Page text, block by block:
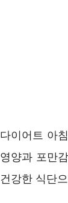
다이어트 아
영양과 포만
건강한 식단